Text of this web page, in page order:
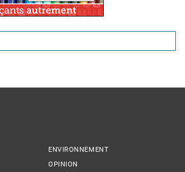
ENVIRONNEMENT
OPINION